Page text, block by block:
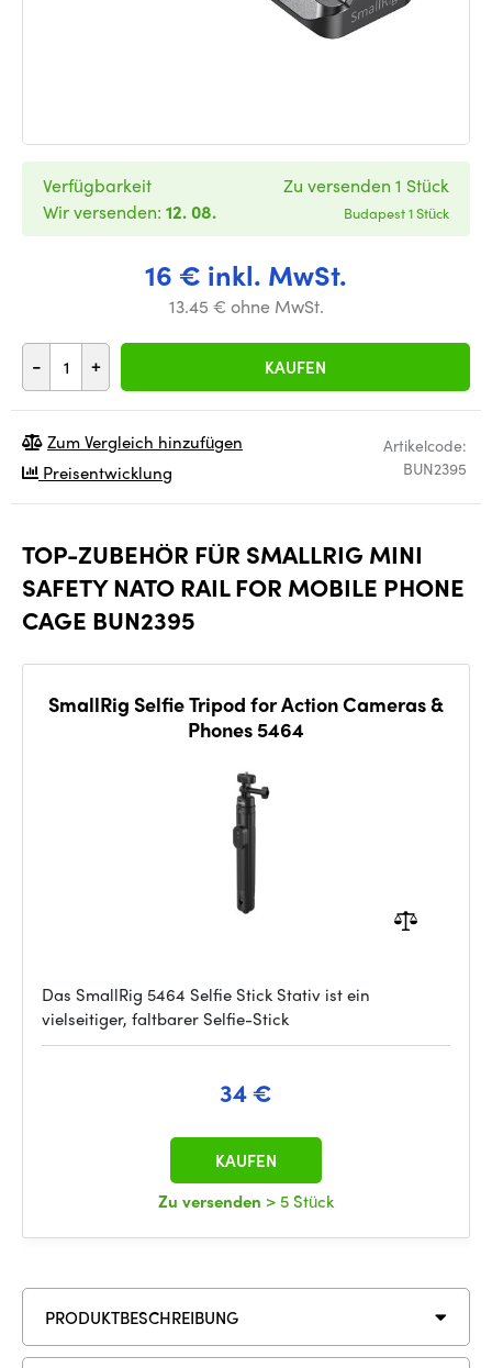
16 € inkl. MwSt.
13.45 € ohne MwSt.
- + KAUFEN
Verfügbarkeit
Wir versenden: 12. 08.
Zu versenden 1 Stück
Budapest 1 Stück
Artikelcode:
BUN2395
Zum Vergleich hinzufügen
Preisentwicklung
TOP-ZUBEHÖR FÜR SMALLRIG MINI
SAFETY NATO RAIL FOR MOBILE PHONE
CAGE BUN2395
SmallRig Selfie Tripod for Action Cameras &
Phones 5464
Das SmallRig 5464 Selfie Stick Stativ ist ein
vielseitiger, faltbarer Selfie-Stick
34 €
Zu versenden > 5 Stück
KAUFEN
PRODUKTBESCHREIBUNG